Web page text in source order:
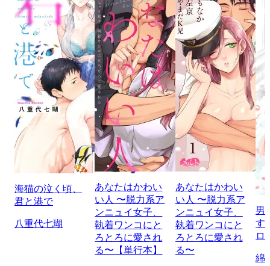
海猫の泣く頃、
君と港で
八重代七瑚
あなたはかわい
い人 〜脱力系ア
ンニュイ女子、
執着ワンコにと
ろとろに愛され
る〜【単行本】
あなたはかわい
い人 〜脱力系ア
ンニュイ女子、
執着ワンコにと
ろとろに愛され
る〜
男
す
ロ
綿